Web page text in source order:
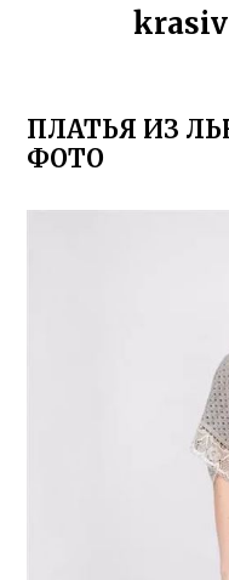
ПЛАТЬЯ ИЗ
ФОТО